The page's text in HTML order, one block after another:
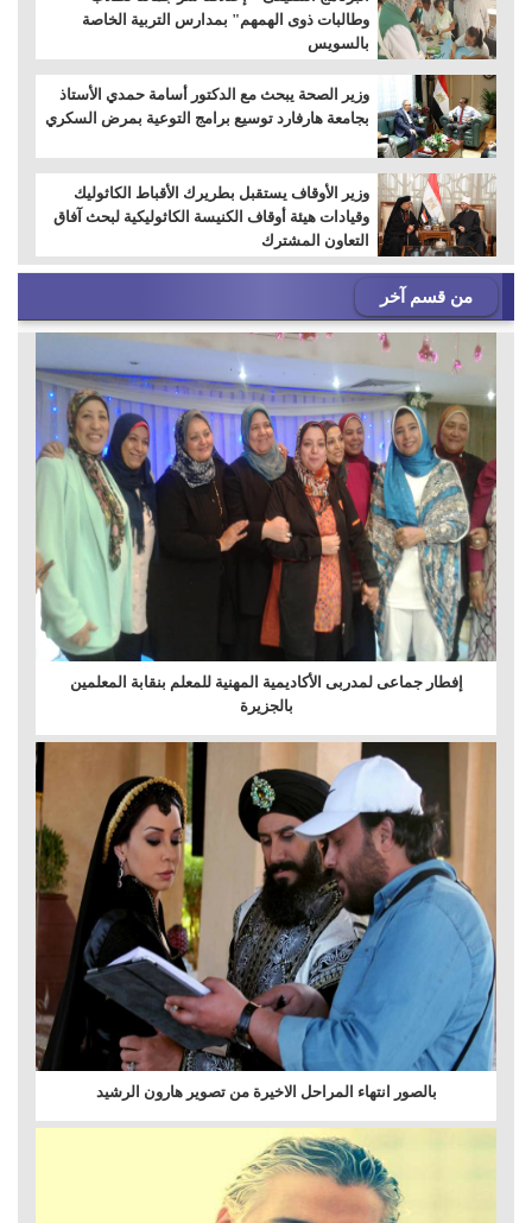
وطالبات ذوى الهمهم" بمدارس التربية الخاصة
بالسويس
وزير الصحة يبحث مع الدكتور أسامة حمدي الأستاذ
بجامعة هارفارد توسيع برامج التوعية بمرض السكري
وزير الأوقاف يستقبل بطريرك الأقباط الكاثوليك
وقيادات هيئة أوقاف الكنيسة الكاثوليكية لبحث آفاق
التعاون المشترك
من قسم آخر
إفطار جماعى لمدربى الأكاديمية المهنية للمعلم بنقابة المعلمين
بالجزيرة
بالصور انتهاء المراحل الاخيرة من تصوير هارون الرشيد